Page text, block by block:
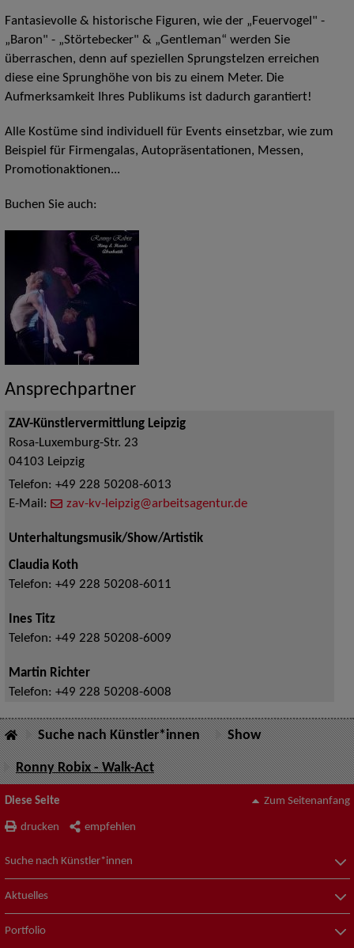
Fantasievolle & historische Figuren, wie der „Feuervogel" -
„Baron" - „Störtebecker" & „Gentleman“ werden Sie
überraschen, denn auf speziellen Sprungstelzen erreichen
diese eine Sprunghöhe von bis zu einem Meter. Die
Aufmerksamkeit Ihres Publikums ist dadurch garantiert!
Alle Kostüme sind individuell für Events einsetzbar, wie zum
Beispiel für Firmengalas, Autopräsentationen, Messen,
Promotionaktionen...
Buchen Sie auch:
Ansprechpartner
ZAV-Künstlervermittlung Leipzig
Rosa-Luxemburg-Str. 23
04103 Leipzig
Telefon: +49 228 50208-6013
E-Mail:
zav-kv-leipzig@arbeitsagentur.de
Unterhaltungsmusik/Show/Artistik
Claudia Koth
Telefon: +49 228 50208-6011
Ines Titz
Telefon: +49 228 50208-6009
Martin Richter
Telefon: +49 228 50208-6008
Suche nach Künstler*innen Show
Ronny Robix - Walk-Act
Diese Seite
drucken empfehlen
Zum Seitenanfang
Suche nach Künstler*innen
Aktuelles
Portfolio